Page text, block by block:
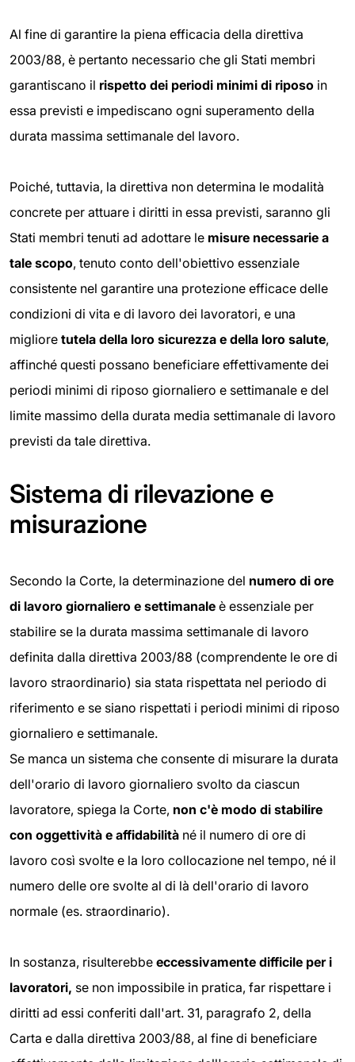
Al fine di garantire la piena efficacia della direttiva
2003/88, è pertanto necessario che gli Stati membri
garantiscano il rispetto dei periodi minimi di riposo in
essa previsti e impediscano ogni superamento della
durata massima settimanale del lavoro.
Poiché, tuttavia, la direttiva non determina le modalità
concrete per attuare i diritti in essa previsti, saranno gli
Stati membri tenuti ad adottare le misure necessarie a
tale scopo, tenuto conto dell'obiettivo essenziale
consistente nel garantire una protezione efficace delle
condizioni di vita e di lavoro dei lavoratori, e una
migliore tutela della loro sicurezza e della loro salute,
affinché questi possano beneficiare effettivamente dei
periodi minimi di riposo giornaliero e settimanale e del
limite massimo della durata media settimanale di lavoro
previsti da tale direttiva.
Sistema di rilevazione e
misurazione
Secondo la Corte, la determinazione del numero di ore
di lavoro giornaliero e settimanale è essenziale per
stabilire se la durata massima settimanale di lavoro
definita dalla direttiva 2003/88 (comprendente le ore di
lavoro straordinario) sia stata rispettata nel periodo di
riferimento e se siano rispettati i periodi minimi di riposo
giornaliero e settimanale.
Se manca un sistema che consente di misurare la durata
dell'orario di lavoro giornaliero svolto da ciascun
lavoratore, spiega la Corte, non c'è modo di stabilire
con oggettività e affidabilità né il numero di ore di
lavoro così svolte e la loro collocazione nel tempo, né il
numero delle ore svolte al di là dell'orario di lavoro
normale (es. straordinario).
In sostanza, risulterebbe eccessivamente difficile per i
lavoratori, se non impossibile in pratica, far rispettare i
diritti ad essi conferiti dall'art. 31, paragrafo 2, della
Carta e dalla direttiva 2003/88, al fine di beneficiare